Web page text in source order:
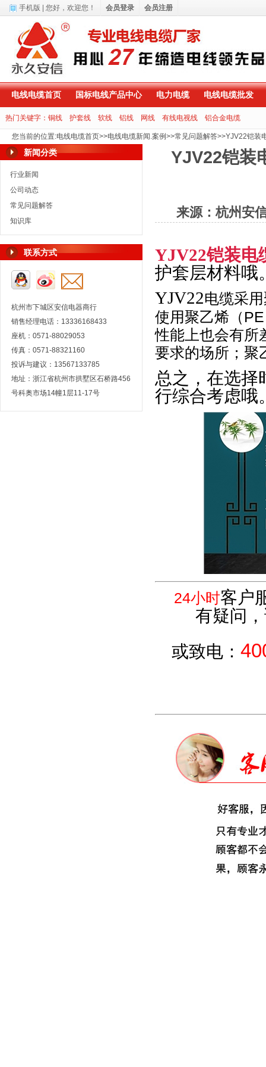
电线电缆首页 国标电线产品中心 电力电缆 电线电缆批发
热门关键字： 铜线 护套线 软线 铝线 网线 有线电视线 铝合金电缆
您当前的位置:电线电缆首页>>电线电缆新闻.案例>>常见问题解答>>YJV22铠装
新闻分类
行业新闻
公司动态
常见问题解答
知识库
联系方式
杭州市下城区安信电器商行
销售经理电话：13336168433
座机：0571-88029053
传真：0571-88321160
投诉与建议：13567133785
地址：浙江省杭州市拱墅区石桥路456
号科奥市场14幢1层11-17号
YJV22铠装
来源：杭州安
YJV22铠装电
护套层材料哦
YJV22电缆采
使用聚乙烯（ PE
性能上也会有所
要求的场所；聚
总之，在选择
行综合考虑哦
24小时客户
有疑问
或致电：
手机版 | 您好， 欢迎您！ 会员登录 会员注册